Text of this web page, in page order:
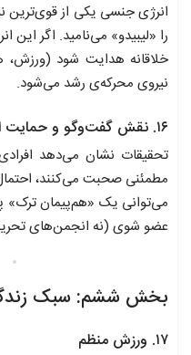
انرژی جنسی یکی از قوی‌ترین
را «لیبیدو» می‌نامید. اگر
خلاقانه هدایت شود (ورزش،
نیروی محرکه‌ی رشد می‌شود.
۱۶. نقش گفت‌وگو و حمایت اجتماعی
تحقیقات نشان می‌دهد
مطمئنی صحبت می‌کنند،
می‌توانی یک «هم‌پیمان ترک»
عضو شوی (نه انجمن‌های
بخش ششم: سبک
۱۷. ورزش منظم